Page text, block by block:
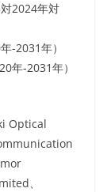
2024年対
-2031年）
年-2031年）
Optical
、